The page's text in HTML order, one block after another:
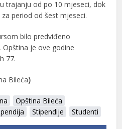
trajanju od po 10 mjeseci, dok
period od šest mjeseci.
bilo predviđeno
je ove godine
77.
Bileća)
Opština Bileća
Stipendije Studenti